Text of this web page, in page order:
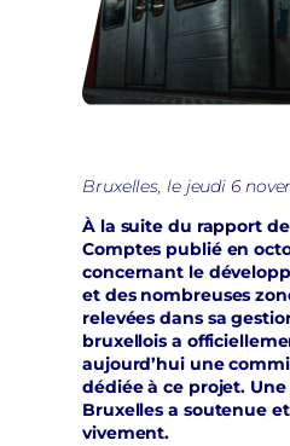
Bruxelles, le jeudi 6
À la suite du rapport
Comptes publié en
concernant le
et des nombreuses
relevées dans sa
bruxellois a
aujourd’hui une
dédiée à ce projet.
Bruxelles a soutenue
vivement.